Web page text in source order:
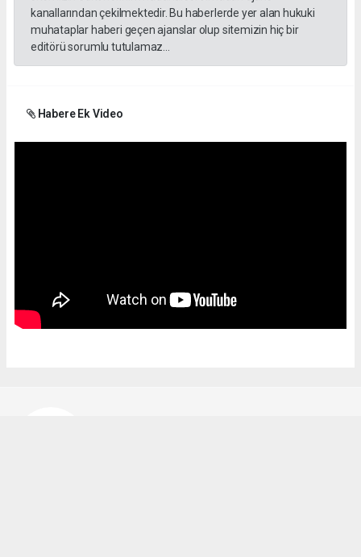
kanallarından çekilmektedir. Bu haberlerde yer alan hukuki
muhataplar haberi geçen ajanslar olup sitemizin hiç bir
editörü sorumlu tutulamaz...
Habere Ek Video